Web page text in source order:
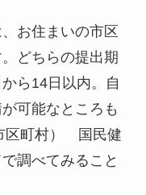
お住まいの市区
どちらの提出期
ら14日以内。自
可能なところも
区町村） 国民健
調べてみること